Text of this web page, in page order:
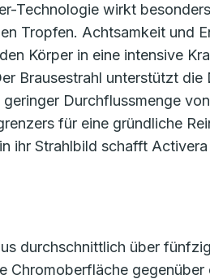
Technologie wirkt
Tropfen. Achtsamkeit und
Körper in eine intensive
Brausestrahl unterstützt die
Durchflussmenge
für eine gründliche
ihr Strahlbild schafft
durchschnittlich über
Chromoberfläche gegenüber